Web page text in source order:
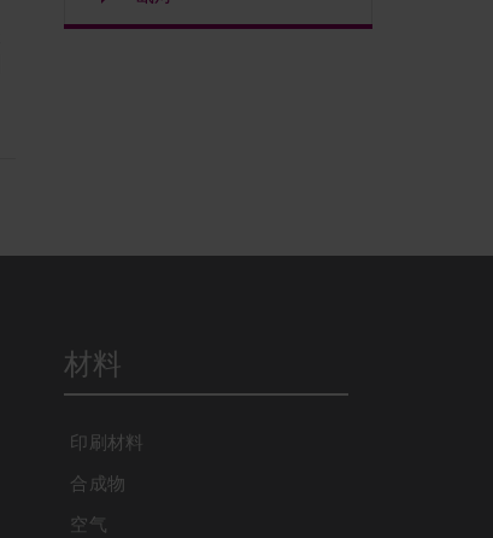
材料
印刷材料
合成物
空气